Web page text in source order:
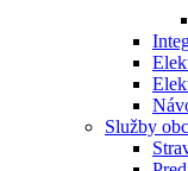
Služby